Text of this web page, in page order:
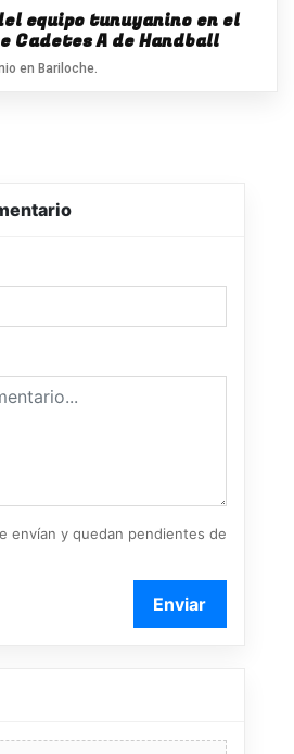
equipo tunuyanino en el
Cadetes A de Handball
en Bariloche.
envían y quedan pendientes de
Enviar